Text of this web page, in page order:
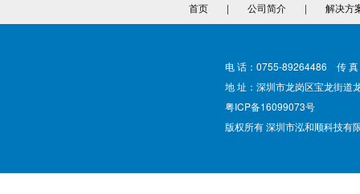
首页 | 公司简介 | 解决方
电 话：0755-89264486 传
地 址：深圳市龙岗区宝龙街道
粤ICP备16099073号
版权所有 深圳市泓和顺科技有